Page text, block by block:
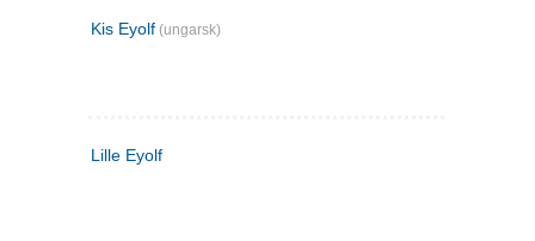
Kis Eyolf (ungarsk)
Lille Eyolf